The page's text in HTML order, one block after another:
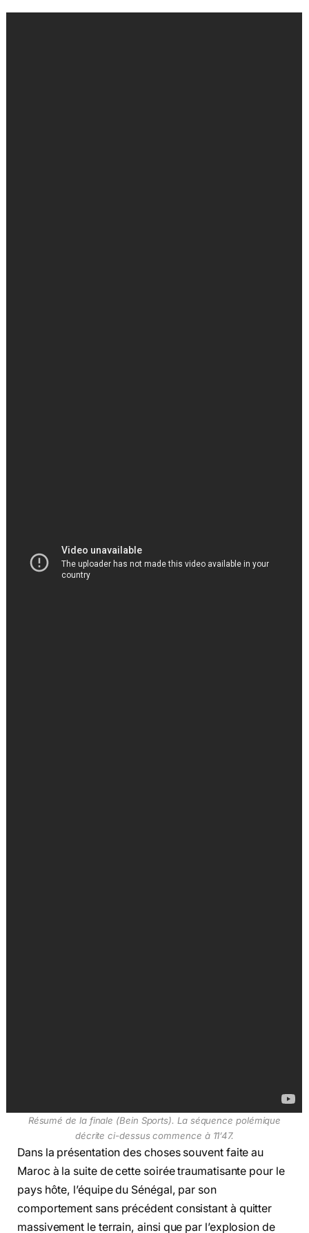
Résumé de la finale (Bein Sports). La séquence polémique
décrite ci-dessus commence à 11’47.
Dans la présentation des choses souvent faite au
Maroc à la suite de cette soirée traumatisante pour le
pays hôte, l’équipe du Sénégal, par son
comportement sans précédent consistant à quitter
massivement le terrain, ainsi que par l’explosion de